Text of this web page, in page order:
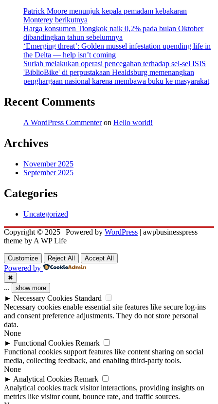
Patrick Moore menunjuk kepala pemadam kebakaran
Monterey berikutnya
Harga konsumen Tiongkok naik 0,2% pada bulan Oktober
dibandingkan tahun sebelumnya
‘Emerging threat’: Golden mussel infestation upending life in
the Delta — help isn’t coming
Suriah melakukan operasi pencegahan terhadap sel-sel ISIS
'BiblioBike' di perpustakaan Healdsburg memenangkan
penghargaan nasional karena membawa buku ke masyarakat
Recent Comments
A WordPress Commenteron Hello world!
Archives
November 2025
September 2025
Categories
Uncategorized
Copyright © 2025 | Powered by WordPress | awpbusinesspress
theme by A WP Life
Customize Reject All Accept All
Powered by
✖
... show more
► Necessary Cookies Standard
Necessary cookies enable essential site features like secure log-ins
and consent preference adjustments. They do not store personal
data.
None
► Functional Cookies Remark
Functional cookies support features like content sharing on social
media, collecting feedback, and enabling third-party tools.
None
► Analytical Cookies Remark
Analytical cookies track visitor interactions, providing insights on
metrics like visitor count, bounce rate, and traffic sources.